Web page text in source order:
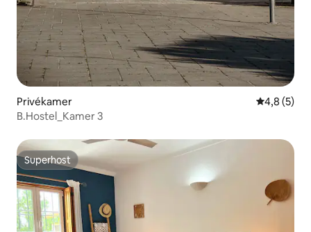
Privékamer
4,8 (5)
B.Hostel_Kamer 3
Superhost
Superhost